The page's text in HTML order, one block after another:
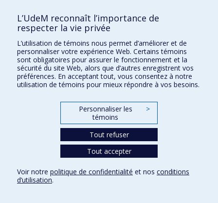
2000
L&apos;ajustement structurel et l&apos;adaptation au
temps de l&apos;exil selon le prophète Jérémie
2000
Interprétation de Sagesse d&apos;un pauvre de Éloi
Leclerc comme expression du cheminement de son
auteur
2000
Violence révolutionnaire au service du Royaume de
Dieu : l&apos;interpellation prophétique de Netchaïev
Mary as model of the church and the tradition of the
Analyse du concept de dignité humaine en bioéthique
entre 1966 et 1999 et construction d&apos;une
définition
Les milieux appauvris et le principe de la
2000
Principes et dynamique d&apos;un programme de
L’UdeM reconnaît l’importance de
respecter la vie privée
L’utilisation de témoins nous permet d’améliorer et de
personnaliser votre expérience Web. Certains témoins
sont obligatoires pour assurer le fonctionnement et la
sécurité du site Web, alors que d’autres enregistrent vos
préférences. En acceptant tout, vous consentez à notre
utilisation de témoins pour mieux répondre à vos besoins.
Personnaliser les
témoins
>
Tout refuser
Tout accepter
Voir notre politique de confidentialité et nos conditions
d’utilisation.